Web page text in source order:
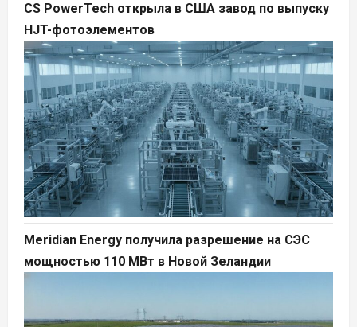
CS PowerTech открыла в США завод по выпуску
HJT-фотоэлементов
Meridian Energy получила разрешение на СЭС
мощностью 110 МВт в Новой Зеландии